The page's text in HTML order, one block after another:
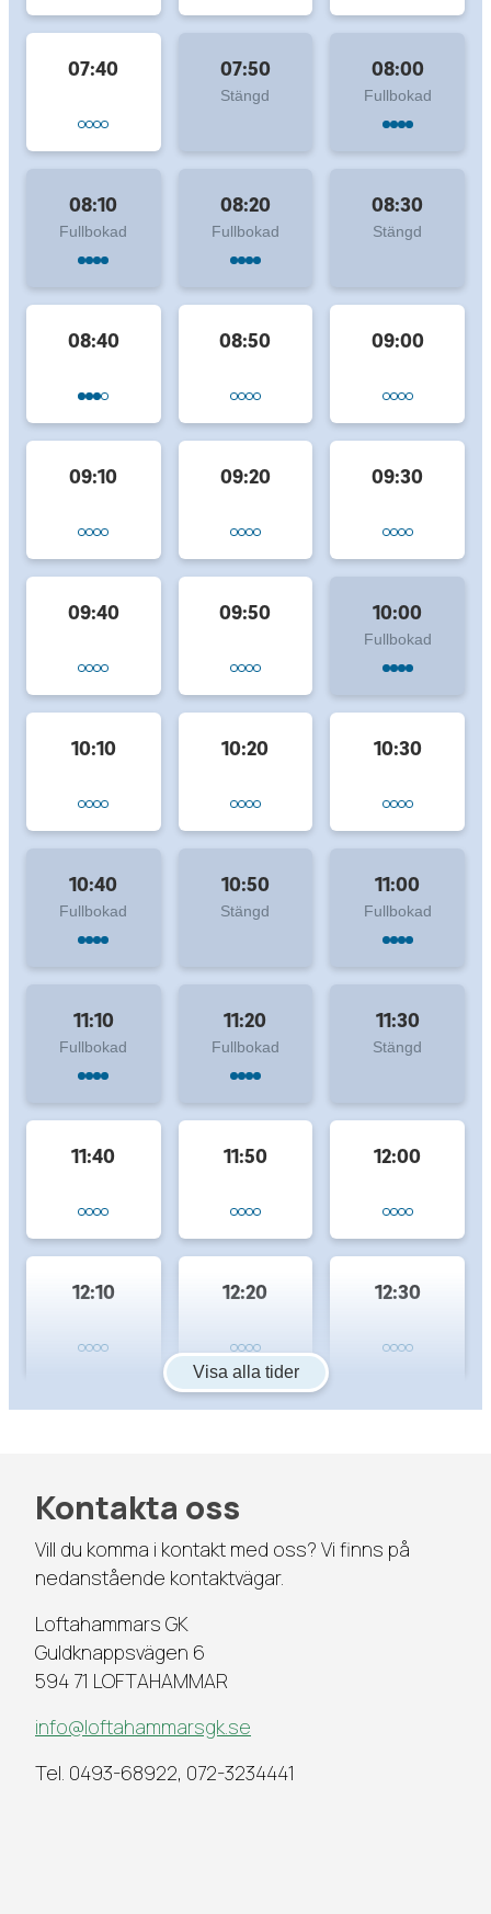
07:40 07:50
Stängd
08:00
Fullbokad
08:10
Fullbokad
08:20
Fullbokad
08:30
Stängd
08:40 08:50 09:00
09:10 09:20 09:30
09:40 09:50 10:00
Fullbokad
10:10 10:20 10:30
10:40
Fullbokad
10:50
Stängd
11:00
Fullbokad
11:10
Fullbokad
11:20
Fullbokad
11:30
Stängd
11:40 11:50 12:00
12:10 12:20 12:30
Visa alla tider
Kontakta oss
Vill du komma i kontakt med oss? Vi finns på
nedanstående kontaktvägar.
Loftahammars GK
Guldknappsvägen 6
594 71 LOFTAHAMMAR
info@loftahammarsgk.se
Tel. 0493-68922, 072-3234441